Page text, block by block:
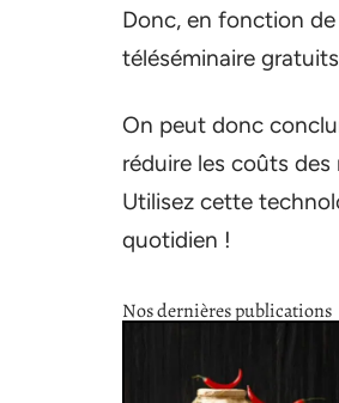
Donc, en fonction
téléséminaire
On peut donc
réduire les coûts
Utilisez cette
quotidien !
Nos dernières publications